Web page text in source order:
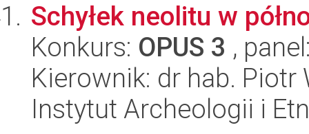
Schyłek neolitu w
Konkurs: OPUS 3 ,
Kierownik: dr hab. Piotr
Instytut Archeologii i